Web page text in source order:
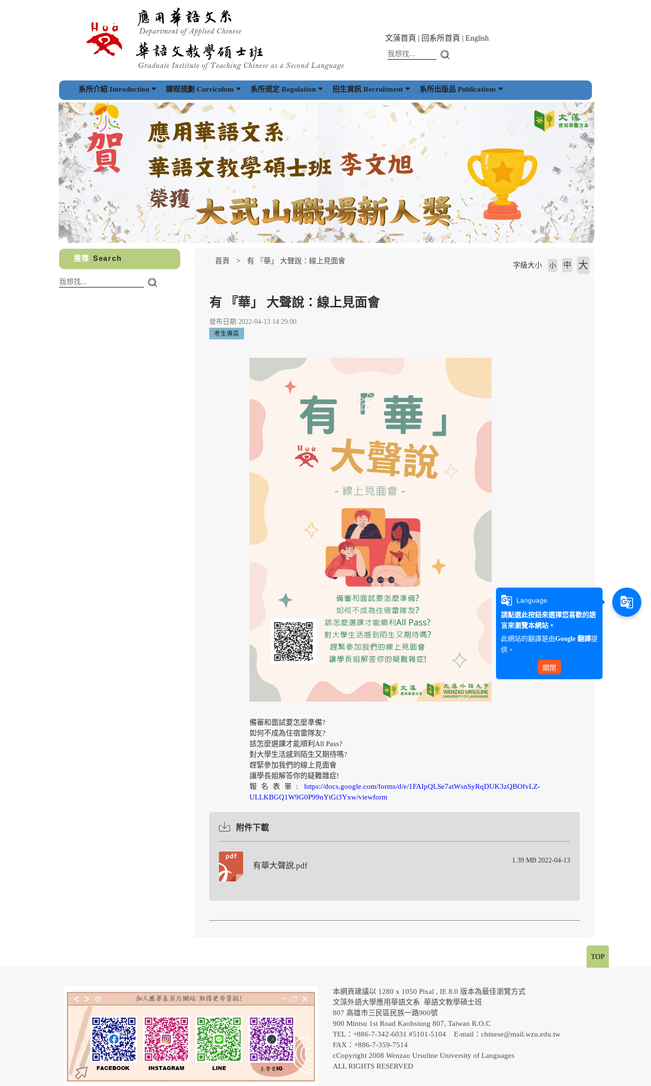
文藻首頁 回系所首頁 English
系所介紹 Introduction 課程規劃 Curriculum 系所規定 Regulation 招生資訊 Recruitment 系所出版品 Publications
搜尋 Search 首頁 有 『華」 大聲說：線上見面會
字級大小 小 中 大
有 『華」 大聲說：線上見面會
發布日期 2022-04-13 14:29:00
考生專區
備審和面試要怎麼準備?
如何不成為住宿雷隊友?
該怎麼選課才能順利All Pass?
對大學生活感到陌生又期待嗎?
趕緊參加我們的線上見面會
讓學長姐解答你的疑難雜症!
報名表單: https://docs.google.com/forms/d/e/1FAIpQLSe7atWsnSyRqDUK3zQBOfvLZ-
ULLKBGQ1W9G0P99nYtGi3Yxw/viewform
附件下載
有華大聲說.pdf
1.39 MB 2022-04-13
本網頁建議以 1280 x 1050 Pixal , IE 8.0 版本為最佳瀏覽方式
文藻外語大學應用華語文系 華語文教學碩士班
807 高雄市三民區民族一路900號
900 Mintsu 1st Road Kaohsiung 807, Taiwan R.O.C
TEL：+886-7-342-6031 #5101-5104 E-mail： chinese@mail.wzu.edu.tw
FAX：+886-7-359-7514
cCopyright 2008 Wenzao Ursuline University of Languages
ALL RIGHTS RESERVED
TOP
g_translate Language
請點選此按鈕來選擇您喜歡的語
言來瀏覽本網站。
此網站的翻譯是由Google 翻譯提
供。
關閉
g_translate